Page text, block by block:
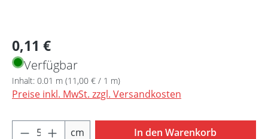
Regulärer Preis:
0,11 €
Verfügbar
Inhalt: 0.01 m (11,00 € / 1 m)
Preise inkl. MwSt. zzgl. Versandkosten
Produkt Anzahl: Gib den gewünschten
cm In den Warenkorb